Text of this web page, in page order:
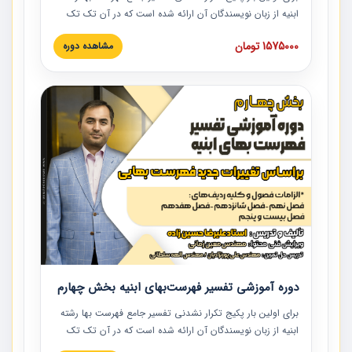
ابنیه از زبان نویسندگان آن ارائه شده است که در آن تک تک
ردیف ها و مطالب فهرست بها تفسیر و ارائه شده است. این
دوره به صورت کامل تصویری بوده و به همراه تصاویر عملیات
دوره با کلام مهندس علیرضاحسین‌زاده مدیر پروژه مهندسی
مشاور در امر بازنگری فهرست بها رشته ابنیه ارائه شده و به تمام
همکارانی که در حوزه صنعت ساخت در حال فعالیت هستند حتما
توصیه می کنیم از مطالب این دوره استفاده نمایند.
1575000 تومان مشاهده دوره
دوره آموزشی تفسیر فهرست‌بهای ابنیه بخش چهارم
برای اولین بار پکیج تکرار نشدنی تفسیر جامع فهرست بها رشته
ابنیه از زبان نویسندگان آن ارائه شده است که در آن تک تک
ردیف ها و مطالب فهرست بها تفسیر و ارائه شده است. این